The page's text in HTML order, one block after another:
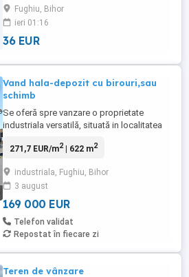
Preț: 36 mp negociabil
Fughiu, Bihor
ieri 01:16
36 EUR
Vand hala-depozit cu birouri,sau
schimb
Se oferă spre vanzare o proprietate
industriala versatilă, situată in localitatea
Oradea spre Cluj pe DN1,sau schimb cu
cabinete medicale. Proprietatea este
compusă din clădire
administrativă(birouri),clădire
271,7 EUR/m2| 622 m2
industriala, Fughiu, Bihor
3 august
169 000 EUR
Telefon validat
Repostat în fiecare zi
Teren de vânzare